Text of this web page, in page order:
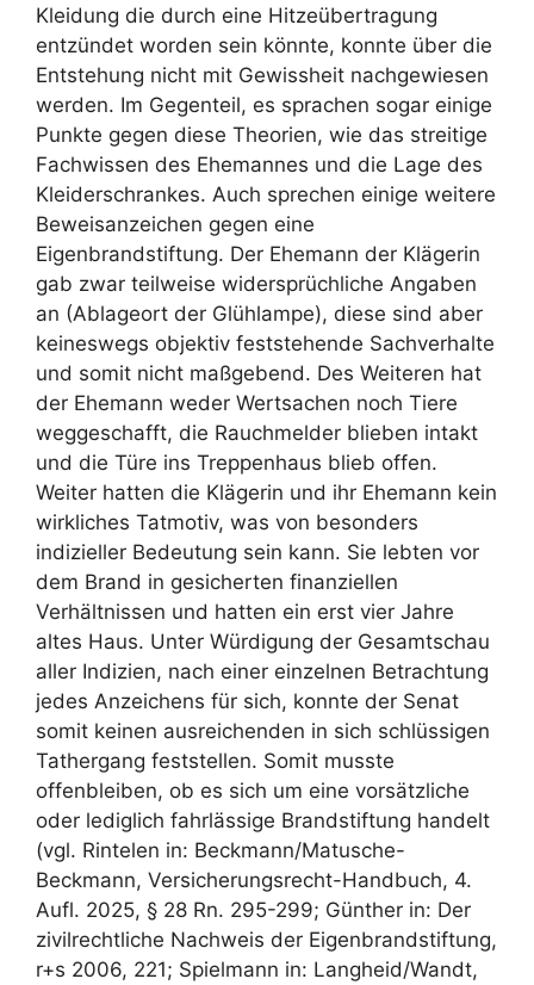
Kleidung die durch eine Hitzeübertragung
entzündet worden sein könnte, konnte über die
Entstehung nicht mit Gewissheit nachgewiesen
werden. Im Gegenteil, es sprachen sogar einige
Punkte gegen diese Theorien, wie das streitige
Fachwissen des Ehemannes und die Lage des
Kleiderschrankes. Auch sprechen einige weitere
Beweisanzeichen gegen eine
Eigenbrandstiftung. Der Ehemann der Klägerin
gab zwar teilweise widersprüchliche Angaben
an (Ablageort der Glühlampe), diese sind aber
keineswegs objektiv feststehende Sachverhalte
und somit nicht maßgebend. Des Weiteren hat
der Ehemann weder Wertsachen noch Tiere
weggeschafft, die Rauchmelder blieben intakt
und die Türe ins Treppenhaus blieb offen.
Weiter hatten die Klägerin und ihr Ehemann kein
wirkliches Tatmotiv, was von besonders
indizieller Bedeutung sein kann. Sie lebten vor
dem Brand in gesicherten finanziellen
Verhältnissen und hatten ein erst vier Jahre
altes Haus. Unter Würdigung der Gesamtschau
aller Indizien, nach einer einzelnen Betrachtung
jedes Anzeichens für sich, konnte der Senat
somit keinen ausreichenden in sich schlüssigen
Tathergang feststellen. Somit musste
offenbleiben, ob es sich um eine vorsätzliche
oder lediglich fahrlässige Brandstiftung handelt
(vgl. Rintelen in: Beckmann/Matusche-
Beckmann, Versicherungsrecht-Handbuch, 4.
Aufl. 2025, § 28 Rn. 295-299; Günther in: Der
zivilrechtliche Nachweis der Eigenbrandstiftung,
r+s 2006, 221; Spielmann in: Langheid/Wandt,